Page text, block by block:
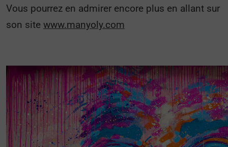
Vous pourrez en admirer encore plus en allant sur
son site www.manyoly.com